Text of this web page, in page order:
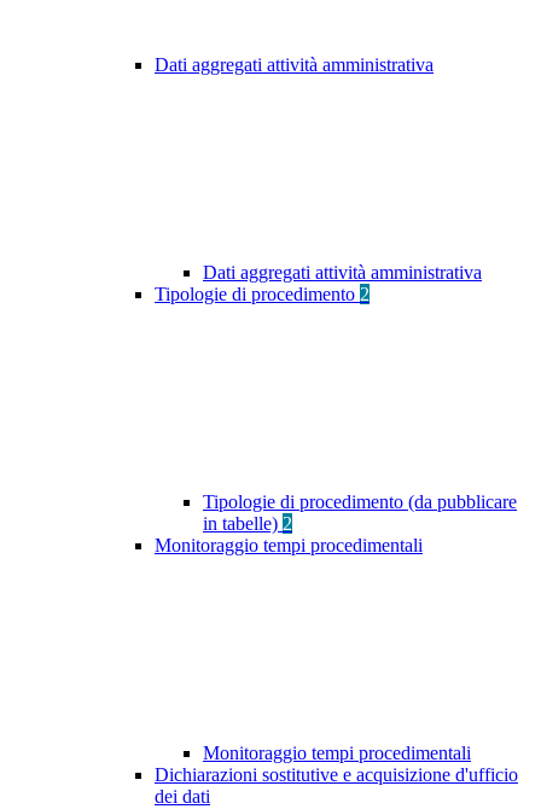
Dati aggregati attività amministrativa
Dati aggregati attività amministrativa
Tipologie di procedimento 2
Tipologie di procedimento (da pubblicare
in tabelle) 2
Monitoraggio tempi procedimentali
Monitoraggio tempi procedimentali
Dichiarazioni sostitutive e acquisizione d'ufficio
dei dati